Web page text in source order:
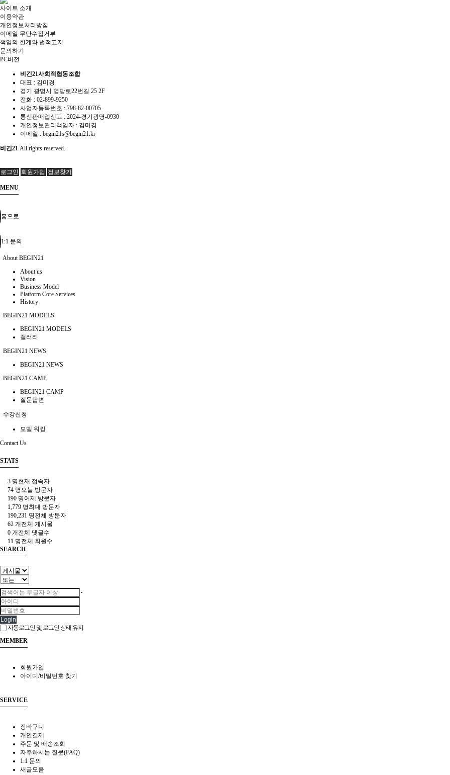
사이트 소개
이용약관
개인정보처리방침
이메일 무단수집거부
책임의 한계와 법적고지
문의하기
PC버전
비긴21사회적협동조합
대표 : 김미경
경기 광명시 영당로22번길 25 2F
전화 : 02-899-9250
사업자등록번호 : 798-82-00705
통신판매업신고 : 2024-경기광명-0930
개인정보관리책임자 : 김미경
이메일 : begin21s@begin21.kr
비긴21 All rights reserved.
로그인 회원가입 정보찾기
MENU
홈으로
1:1 문의
About BEGIN21
About us
Vision
Business Model
Platform Core Services
History
BEGIN21 MODELS
BEGIN21 MODELS
갤러리
BEGIN21 NEWS
BEGIN21 NEWS
BEGIN21 CAMP
BEGIN21 CAMP
질문답변
수강신청
모델 워킹
Contact Us
STATS
3 명현재 접속자
74 명오늘 방문자
190 명어제 방문자
1,779 명최대 방문자
190,231 명전체 방문자
62 개 전체 게시물
0 개 전체 댓글수
11 명전체 회원수
SEARCH
Login
자동로그인 및 로그인 상태 유지
MEMBER
회원가입
아이디/비밀번호 찾기
SERVICE
장바구니
개인결제
주문 및 배송조회
자주하시는 질문(FAQ)
1:1 문의
새글모음